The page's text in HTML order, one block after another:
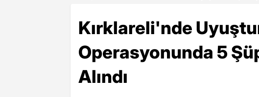
Kırklareli'nde
Operasyonunda 5
Alındı